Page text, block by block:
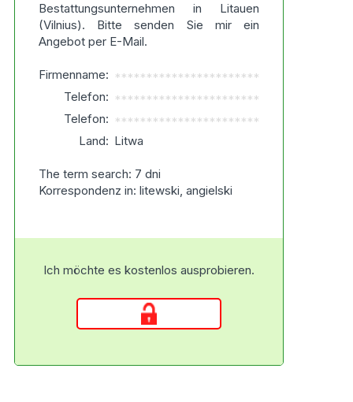
Bestattungsunternehmen in Litauen
(Vilnius). Bitte senden Sie mir ein
Angebot per E-Mail.
Firmenname: ***********************
Telefon: ***********************
Telefon: ***********************
Land: Litwa
The term search: 7 dni
Korrespondenz in: litewski, angielski
Ich möchte es kostenlos ausprobieren.